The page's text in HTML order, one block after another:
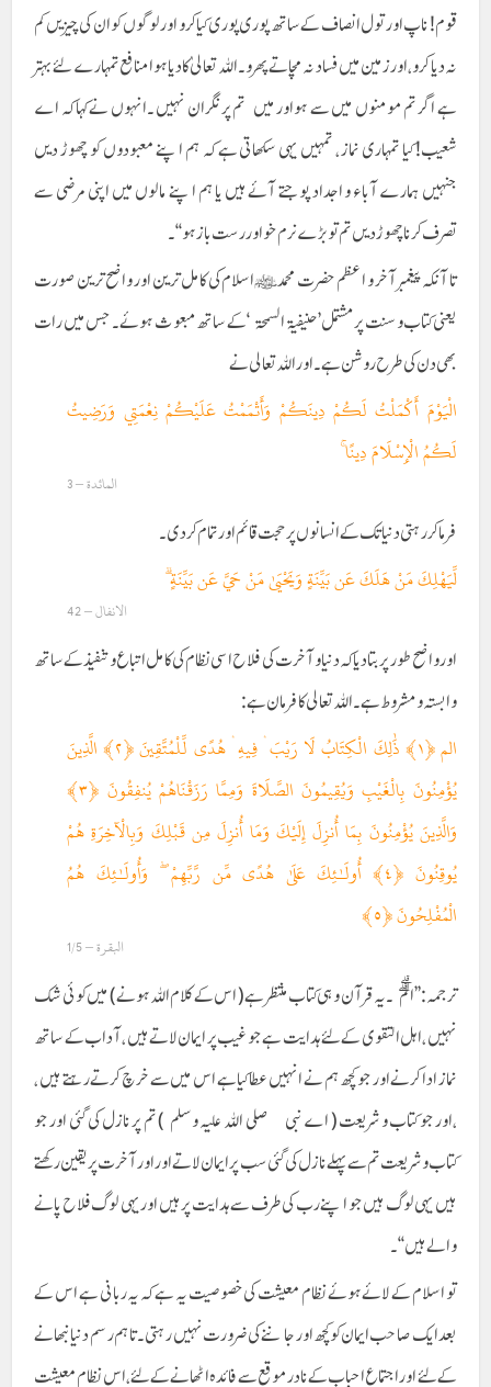
قوم! ناپ اور تول انصاف کے ساتھ پوری پوری کیا کرو اور لوگوں کو ان کی چیزیں کم
نہ دیا کرو ، اور زمین میں فساد نہ مچاتے پھرو ۔ اللہ تعالیٰ کا دیا ہوا منافع تمہارے لئے بہتر
ہے اگر تم مومنوں میں سے ہواور میں تم پر نگران نہیں ۔انہوں نے کہا کہ اے
شعیب! کیا تمہاری نماز ، تمہیں یہی سکھاتی ہے کہ ہم اپنے معبودوں کو چھوڑ دیں
جنہیں ہمارے آباء و اجداد پوجتے آئے ہیں یا ہم اپنے مالوں میں اپنی مرضی سے
تصرف کرنا چھوڑ دیں تم تو بڑے نرم خو اور رست باز ہو ‘‘۔
تا آنکہ پیغمبر آخر و اعظم حضرت محمدﷺاسلام کی کامل ترین اور واضح ترین صورت
یعنی کتاب وسنت پر مشتمل’حنیفیۃ السمحۃ ‘کے ساتھ مبعوث ہوئے ۔ جس میں رات
بھی دن کی طرح روشن ہے۔ اور اللہ تعالی نے
الْيَوْمَ أَكْمَلْتُ لَكُمْ دِينَكُمْ وَأَتْمَمْتُ عَلَيْكُمْ نِعْمَتِي وَرَضِيتُ
لَكُمُ الْإِسْلَامَ دِينًا ۚ
المائدة – 3
فرماکر رہتی دنیا تک کے انسانوں پر حجت قائم اور تمام کردی ۔
لِّيَهْلِكَ مَنْ هَلَكَ عَن بَيِّنَةٍ وَيَحْيَىٰ مَنْ حَيَّ عَن بَيِّنَةٍ ۗ
الانفال – 42
اور واضح طور پر بتادیا کہ دنیا و آخرت کی فلاح اسی نظام کی کامل اتباع و تنفیذ کے ساتھ
وابستہ و مشروط ہے ۔اللہ تعالی کا فرمان ہے :
الم ﴿١﴾ ذَٰلِكَ الْكِتَابُ لَا رَيْبَ ۛ فِيهِ ۛ هُدًى لِّلْمُتَّقِينَ ﴿٢﴾ الَّذِينَ
يُؤْمِنُونَ بِالْغَيْبِ وَيُقِيمُونَ الصَّلَاةَ وَمِمَّا رَزَقْنَاهُمْ يُنفِقُونَ ﴿٣﴾
وَالَّذِينَ يُؤْمِنُونَ بِمَا أُنزِلَ إِلَيْكَ وَمَا أُنزِلَ مِن قَبْلِكَ وَبِالْآخِرَةِ هُمْ
يُوقِنُونَ ﴿٤﴾ أُولَـٰئِكَ عَلَىٰ هُدًى مِّن رَّبِّهِمْ ۖ وَأُولَـٰئِكَ هُمُ
الْمُفْلِحُونَ ﴿٥﴾
البقرة – 1/5
ترجمہ:’’الۗمّۗ ۔یہ قرآن وہی کتاب منتظر ہے ( اس کے کلام اللہ ہونے) میں کوئی شک
نہیں ، اہل التقوی کے لئے ہدایت ہے جو غیب پر ایمان لاتے ہیں ، آداب کے ساتھ
نماز ادا کرنے اور جو کچھ ہم نے انہیں عطا کیا ہے اس میں سے خرچ کرتے رہتے ہیں ،
،اور جو کتاب و شریعت ( اے نبی صلی اللہ علیہ وسلم ) تم پر نازل کی گئی اور جو
کتاب و شریعت تم سے پہلے نازل کی گئی سب پر ایمان لاتے اور اور آخرت پر یقین رکھتے
ہیں یہی لوگ ہیں جو اپنے رب کی طرف سے ہدایت پر ہیں اور یہی لوگ فلاح پانے
والے ہیں‘‘۔
تو اسلام کے لائے ہوئے نظام معیشت کی خصوصیت یہ ہے کہ یہ ربانی ہے اس کے
بعد ایک صاحب ایمان کو کچھ اور جاننے کی ضرورت نہیں رہتی ۔ تا ہم رسم دنیا نبھانے
کے لئے اوراجتماع احباب کے نادر موقع سے فائدہ اٹھانے کے لئے ، اس نظام معیشت